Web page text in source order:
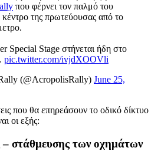
που φέρνει τον παλμό του
κέντρο της πρωτεύουσας από το
Stage στήνεται ήδη στο
pic.twitter.com/ivjdXOOVli
(@AcropolisRally) June 25,
που θα επηρεάσουν το οδικό δίκτυο
οι εξής:
στάθμευσης των οχημάτων